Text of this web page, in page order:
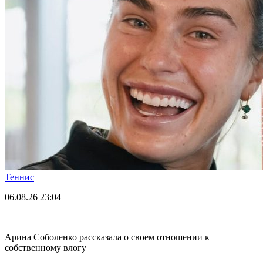
Теннис
06.08.26 23:04
Арина Соболенко рассказала о своем отношении к
собственному влогу